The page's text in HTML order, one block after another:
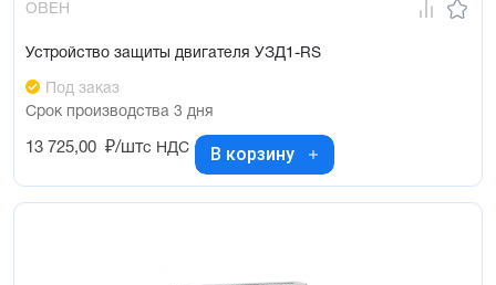
ОВЕН
Устройство защиты двигателя УЗД1-RS
Под заказ
Срок производства 3 дня
13 725,00 ₽/штс НДС В корзину